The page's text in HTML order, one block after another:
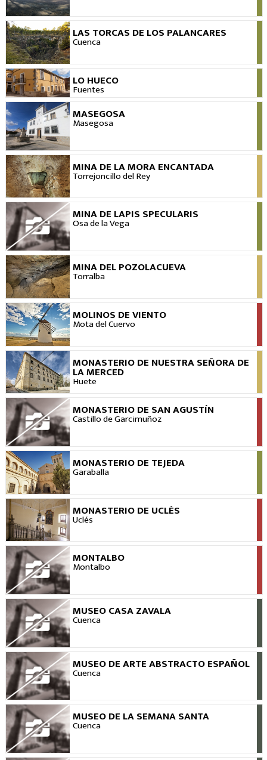
LAS TORCAS DE LOS PALANCARES
Cuenca VER
LO HUECO
Fuentes
MASEGOSA
Masegosa
MINA DE LA MORA ENCANTADA
Torrejoncillo del Rey
VER
MINA DE LAPIS SPECULARIS
Osa de la VegaVER
MINA DEL POZOLACUEVA
Torralba VER
MOLINOS DE VIENTO
Mota del CuervoVER
MONASTERIO DE NUESTRA SEÑORA DE
LA MERCED
Huete
VER
MONASTERIO DE SAN AGUSTÍN
Castillo de Garcimuñoz
VER
MONASTERIO DE TEJEDA
Garaballa VER
MONASTERIO DE UCLÉS
Uclés VER
MONTALBO
Montalbo
MUSEO CASA ZAVALA
Cuenca VER
MUSEO DE ARTE ABSTRACTO ESPAÑOL
Cuenca VER
MUSEO DE LA SEMANA SANTA
Cuenca VER